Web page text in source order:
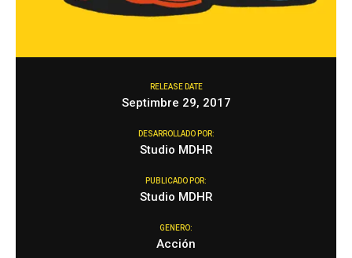
RELEASE DATE
Septimbre 29, 2017
DESARROLLADO POR:
Studio MDHR
PUBLICADO POR:
Studio MDHR
GENERO:
Acción